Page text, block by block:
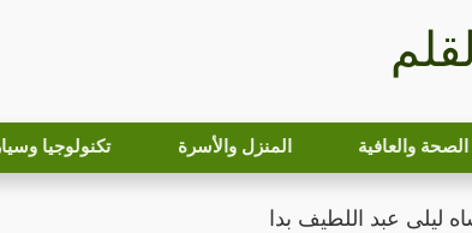
الصحة والعافية المنزل والأسرة تكنولوجيا
ليلى عبد اللطيف بدا